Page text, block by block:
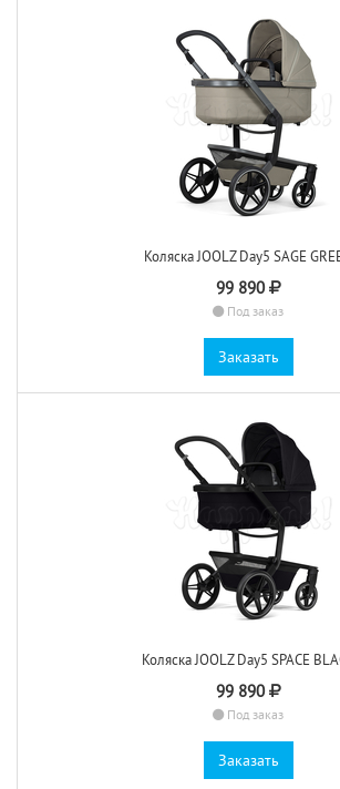
Коляска JOOLZ Day5 SAGE
99 890
Под заказ
Заказать
Коляска JOOLZ Day5 SPACE
99 890
Под заказ
Заказать